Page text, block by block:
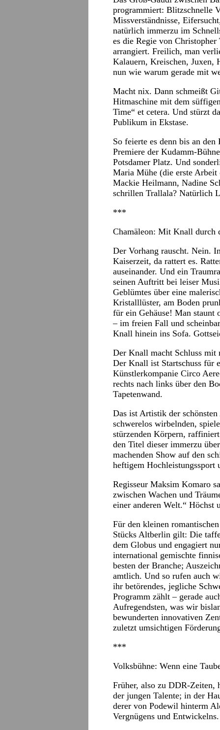
programmiert: Blitzschnelle
Missverständnisse,
natürlich immerzu im
es die Regie von
arrangiert. Freilich, man
Kalauern, Kreischen, Juxen,
nun wie warum gerade mit
Macht nix. Dann schmeißt
Hitmaschine mit dem
Time“ et cetera. Und stürzt
Publikum in Ekstase.
So feierte es denn bis an den
Premiere der Kudamm-
Potsdamer Platz. Und
Maria Mühe (die erste Arbeit
Mackie Heilmann, Nadine
schrillen Trallala? Natürlich
***
Chamäleon: Mit Knall durch
Der Vorhang rauscht. Nein.
Kaiserzeit, da rattert es.
auseinander. Und ein
seinen Auftritt bei leiser
Geblümtes über eine
Kristalllüster, am Boden
für ein Gehäuse! Man staunt
– im freien Fall und
Knall hinein ins Sofa.
Der Knall macht Schluss mit
Der Knall ist Startschuss für
Künstlerkompanie Circo
rechts nach links über den
Tapetenwand.
Das ist Artistik der
schwerelos wirbelnden,
stürzenden Körpern,
den Titel dieser immerzu
machenden Show auf den
heftigem Hochleistungssport
Regisseur Maksim Komaro
zwischen Wachen und
einer anderen Welt.“ Höchst
Für den kleinen
Stücks Altberlin gilt: Die
dem Globus und engagiert
international gemischte
besten der Branche;
amtlich. Und so rufen auch
ihr betörendes, jegliche
Programm zählt – gerade
Aufregendsten, was wir
bewunderten innovativen
zuletzt umsichtigen
***
Volksbühne: Wenn eine
Früher, also zu DDR-Zeiten,
der jungen Talente; in der
derer von Podewil hinterm
Vergnügens und Entwickelns.